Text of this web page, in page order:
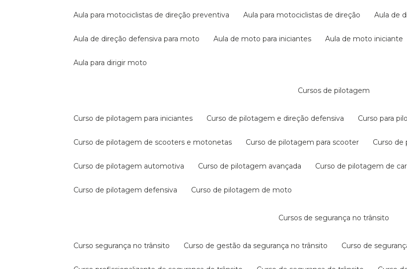
aula para motociclistas de direção preventiva aula para motociclistas de direção aula de
aula de direção defensiva para moto aula de moto para iniciantes aula de moto iniciante
aula para dirigir moto
cursos de pilotagem
curso de pilotagem para iniciantes curso de pilotagem e direção defensiva curso para
curso de pilotagem de scooters e motonetas curso de pilotagem para scooter curso
curso de pilotagem automotiva curso de pilotagem avançada curso de pilotagem de
curso de pilotagem defensiva curso de pilotagem de moto
cursos de segurança no trânsito
curso segurança no trânsito curso de gestão da segurança no trânsito curso de